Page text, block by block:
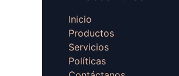
Inicio
Productos
Servicios
Políticas